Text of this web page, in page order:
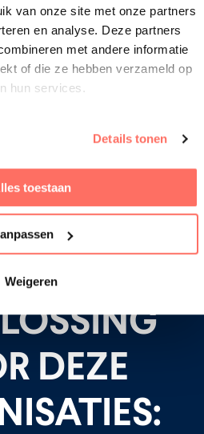
van onze site met onze partners
en analyse. Deze partners
met andere informatie
of die ze hebben verzameld op
hun services.
Details tonen
toestaan
Weigeren
rit evalueren hebben we een
onze gebruikers. Op basis van
van Hely de functionaliteit en
van Hely.
DEZE